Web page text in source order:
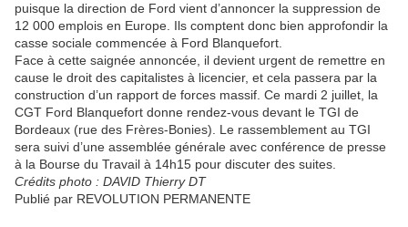
puisque la direction de Ford vient d’annoncer la suppression de
12 000 emplois en Europe. Ils comptent donc bien approfondir la
casse sociale commencée à Ford Blanquefort.
Face à cette saignée annoncée, il devient urgent de remettre en
cause le droit des capitalistes à licencier, et cela passera par la
construction d’un rapport de forces massif. Ce mardi 2 juillet, la
CGT Ford Blanquefort donne rendez-vous devant le TGI de
Bordeaux (rue des Frères-Bonies). Le rassemblement au TGI
sera suivi d’une assemblée générale avec conférence de presse
à la Bourse du Travail à 14h15 pour discuter des suites.
Crédits photo : DAVID Thierry DT
Publié par REVOLUTION PERMANENTE